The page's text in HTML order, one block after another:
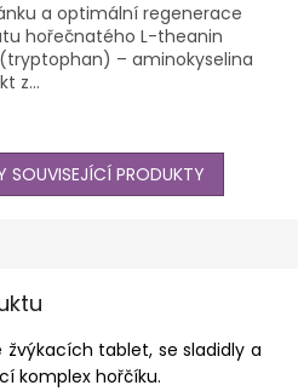
a optimální regenerace
hořečnatého L-theanin
– aminokyselina
z...
SOUVISEJÍCÍ PRODUKTY
tablet, se sladidly a
komplex hořčíku.